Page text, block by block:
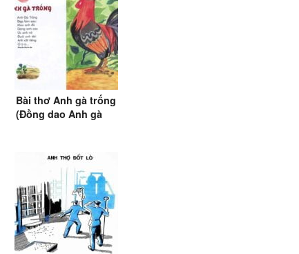
Bài thơ Anh gà trống
(Đồng dao Anh gà